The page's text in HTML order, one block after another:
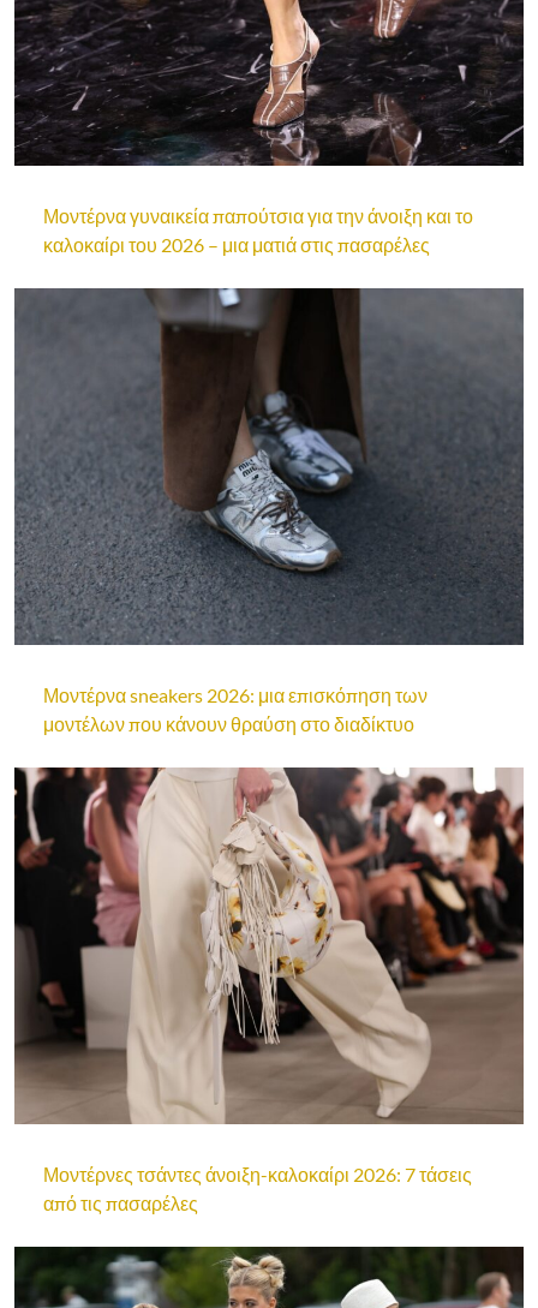
Μοντέρνα γυναικεία παπούτσια για την άνοιξη και το
καλοκαίρι του 2026 – μια ματιά στις πασαρέλες
Μοντέρνα sneakers 2026: μια επισκόπηση των
μοντέλων που κάνουν θραύση στο διαδίκτυο
Μοντέρνες τσάντες άνοιξη-καλοκαίρι 2026: 7 τάσεις
από τις πασαρέλες